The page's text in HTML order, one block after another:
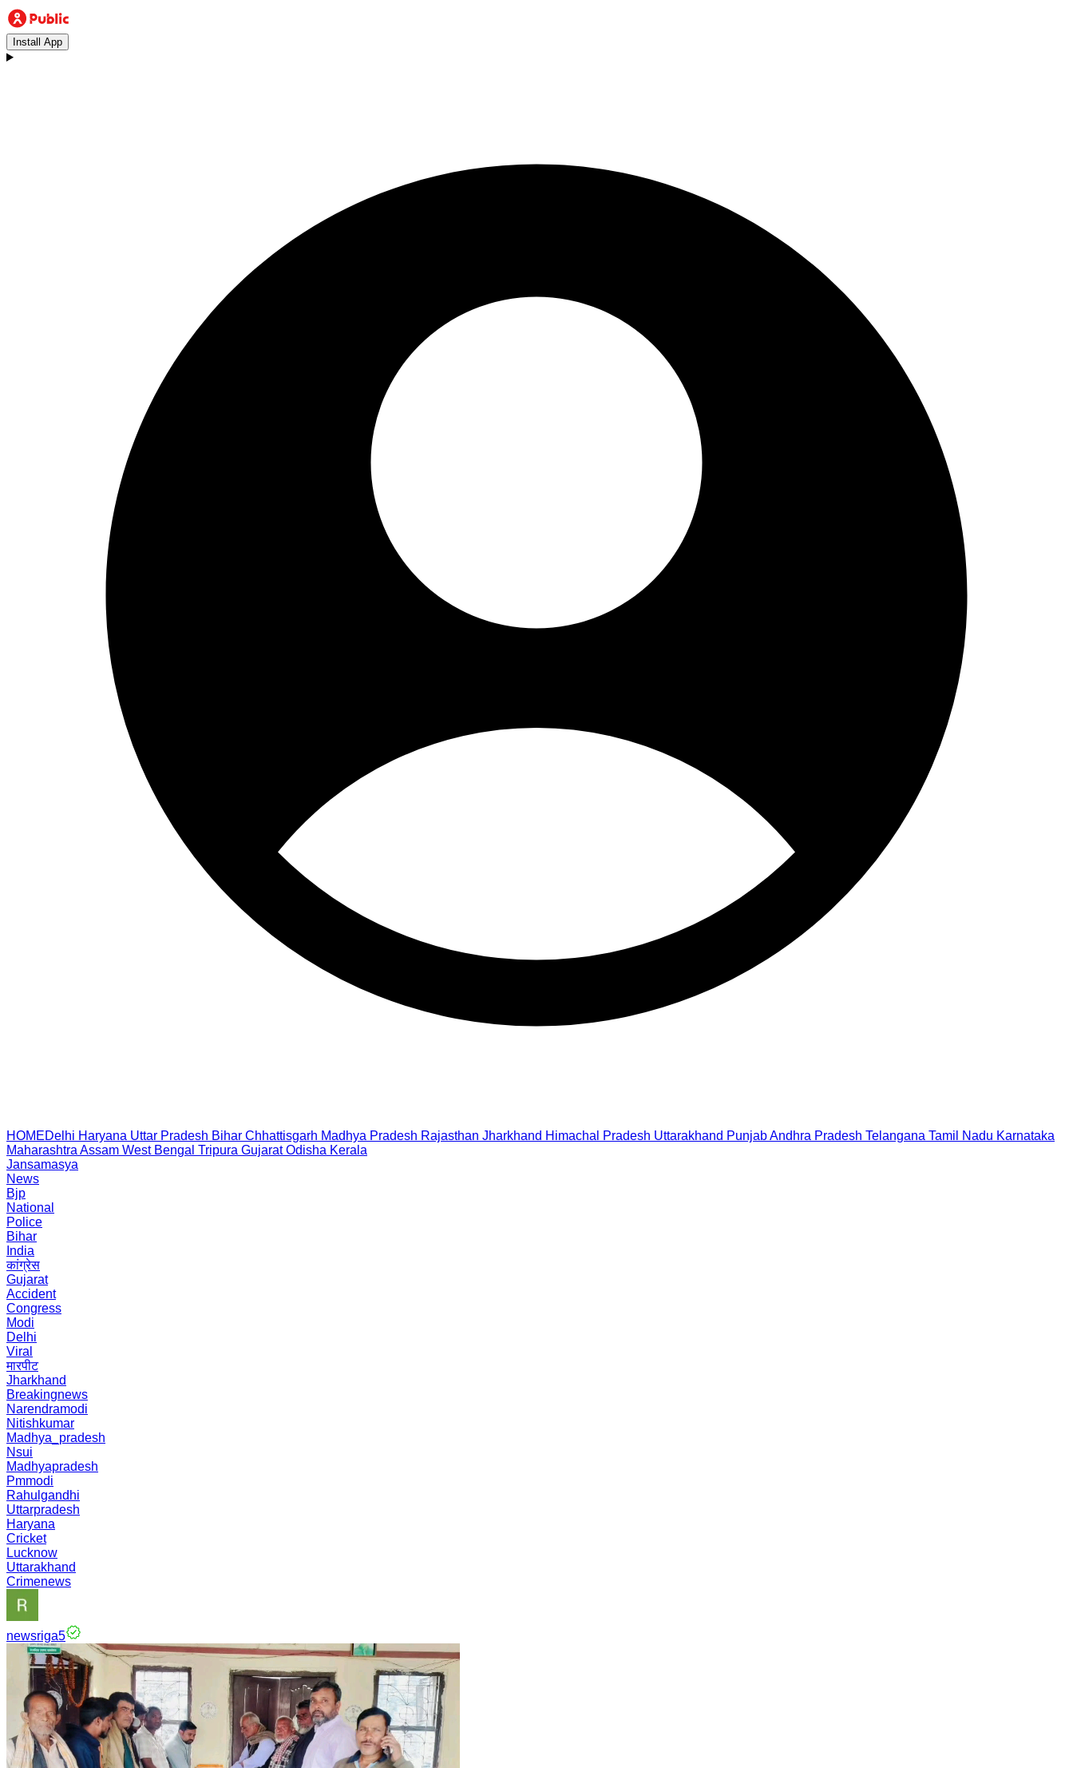
Install App
HOMEDelhi Haryana Uttar Pradesh Bihar Chhattisgarh Madhya Pradesh Rajasthan Jharkhand Himachal Pradesh Uttarakhand PunjabAndhra Pradesh Telangana Tamil Nadu Karnataka
Maharashtra Assam West Bengal Tripura Gujarat Odisha Kerala
Jansamasya
News
Bjp
National
Police
Bihar
India
कांग्रेस
Gujarat
Accident
Congress
Modi
Delhi
Viral
मारपीट
Jharkhand
Breakingnews
Narendramodi
Nitishkumar
Madhya_pradesh
Nsui
Madhyapradesh
Pmmodi
Rahulgandhi
Uttarpradesh
Haryana
Cricket
Lucknow
Uttarakhand
Crimenews
newsriga5